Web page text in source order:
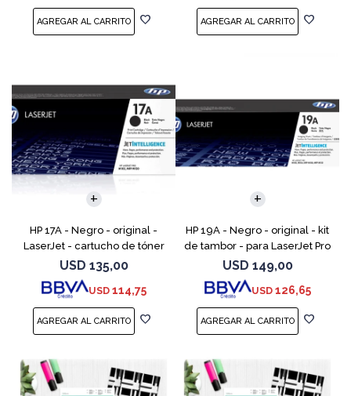
HP 17A - Negro - original -
LaserJet - cartucho de tóner
(CF217A) - para LaserJet Pro
M102a, M102w, MFP M130a,
MFP M130fn, MFP M
USD 135,00
USD 114,75
HP 19A - Negro - original - kit
de tambor - para LaserJet Pro
M102, M104, MFP M130, MFP
M132
USD 149,00
USD 126,65